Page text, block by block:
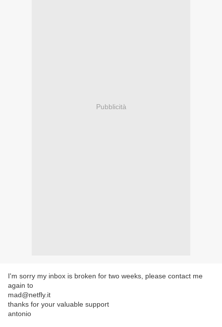
Pubblicità
I'm sorry my inbox is broken for two weeks, please contact me
again to
mad@netfly.it
thanks for your valuable support
antonio